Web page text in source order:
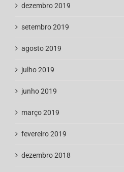
dezembro 2019
setembro 2019
agosto 2019
julho 2019
junho 2019
março 2019
fevereiro 2019
dezembro 2018